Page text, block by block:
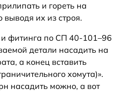
и гореть на
выводя их из строя.
фитинга по СП 40-101–96
детали насадить на
а конец вставить
хомута)».
насадить можно, а вот